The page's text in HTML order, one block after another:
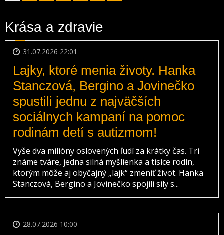
Krása a zdravie
31.07.2026 22:01
Lajky, ktoré menia životy. Hanka
Stanczová, Bergino a Jovinečko
spustili jednu z najväčších
sociálnych kampaní na pomoc
rodinám detí s autizmom!
Vyše dva milióny oslovených ľudí za krátky čas. Tri
známe tváre, jedna silná myšlienka a tisíce rodín,
ktorým môže aj obyčajný „lajk“ zmeniť život. Hanka
Stanczová, Bergino a Jovinečko spojili sily s...
28.07.2026 10:00